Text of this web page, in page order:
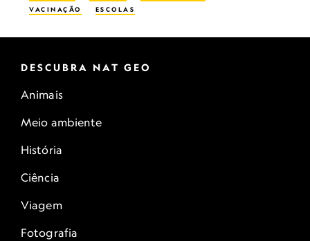
VACINAÇÃO
ESCOLAS
DESCUBRA NAT GEO
Animais
Meio ambiente
História
Ciência
Viagem
Fotografia